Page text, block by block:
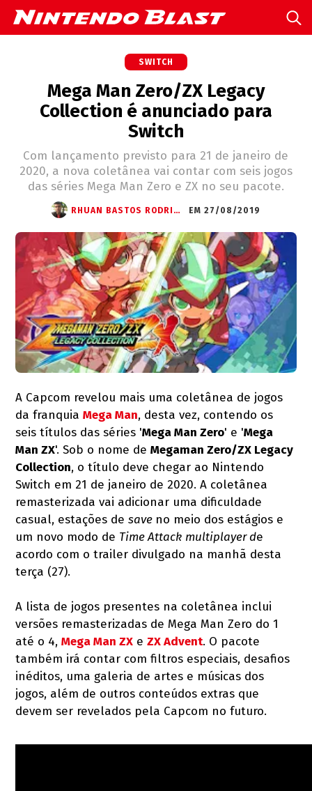
SWITCH
Mega Man Zero/ZX Legacy
Collection é anunciado para
Switch
Com lançamento previsto para 21 de janeiro de
2020, a nova coletânea vai contar com seis jogos
das séries Mega Man Zero e ZX no seu pacote.
RHUAN BASTOS RODRIGUES EM 27/08/2019
A Capcom revelou mais uma coletânea de jogos
da franquiaMega Man, desta vez, contendo os
seis títulos das séries 'Mega Man Zero' e 'Mega
Man ZX'. Sob o nome deMegaman Zero/ZX Legacy
Collection, o título deve chegar ao Nintendo
Switch em 21 de janeiro de 2020. A coletânea
remasterizada vai adicionar uma dificuldade
casual, estações desave no meio dos estágios e
um novo modo de Time Attack multiplayer de
acordo com o trailer divulgado na manhã desta
terça (27).
A lista de jogos presentes na coletânea inclui
versões remasterizadas de Mega Man Zero do 1
até o 4,Mega Man ZX eZX Advent. O pacote
também irá contar com filtros especiais, desafios
inéditos, uma galeria de artes e músicas dos
jogos, além de outros conteúdos extras que
devem ser revelados pela Capcom no futuro.